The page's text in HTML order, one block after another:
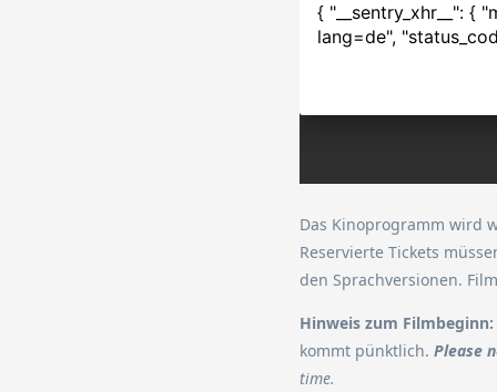
Das Kinoprogramm wird
Reservierte Tickets
den Sprachversionen.
Hinweis zum Filmbeginn:
kommt pünktlich. Please
time.